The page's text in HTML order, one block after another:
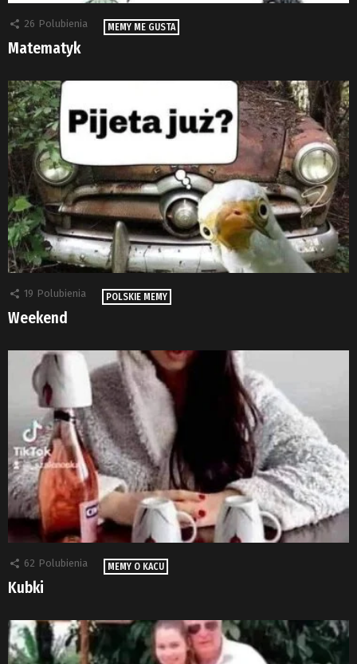
26 Polubienia MEMY ME GUSTA
Matematyk
19 Polubienia POLSKIE MEMY
Weekend
62 Polubienia MEMY O KACU
Kubki